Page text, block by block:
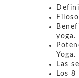
yoga.
Yoga.
Las
Los 8